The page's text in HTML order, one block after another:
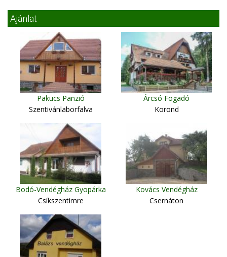
Ajánlat
Pakucs Panzió
Szentivánlaborfalva
Árcsó Fogadó
Korond
Bodó-Vendégház Gyopárka
Csíkszentimre
Kovács Vendégház
Csernáton